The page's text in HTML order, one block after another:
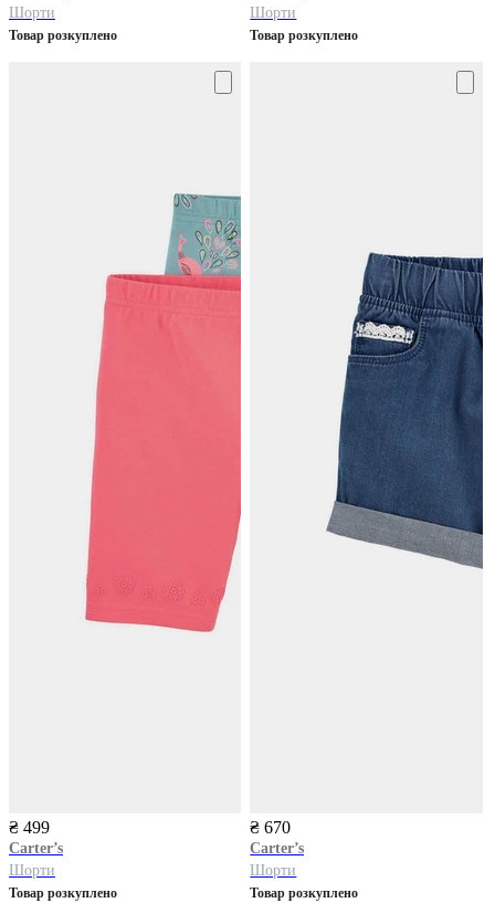
Шорти
Товар розкуплено
Шорти
Товар розкуплено
₴ 499
Carter’s
Шорти
Товар розкуплено
₴ 670
Carter’s
Шорти
Товар розкуплено